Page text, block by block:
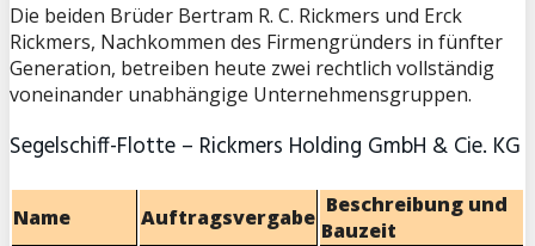
Die beiden Brüder Bertram R. C. Rickmers und Erck
Rickmers, Nachkommen des Firmengründers in fünfter
Generation, betreiben heute zwei rechtlich vollständig
voneinander unabhängige Unternehmensgruppen.
Segelschiff-Flotte – Rickmers Holding GmbH & Cie. KG
Name Auftragsvergabe Beschreibung und
Bauzeit